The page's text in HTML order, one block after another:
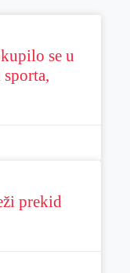
se u
prekid